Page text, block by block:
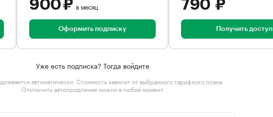
900 ₽ в месяц
Оформить подписку
790 ₽
Получить доступ
Уже есть подписка? Тогда войдите
автоматически. Стоимость зависит от выбранного тарифного плана.
Отключить автопродление можно в любой момент